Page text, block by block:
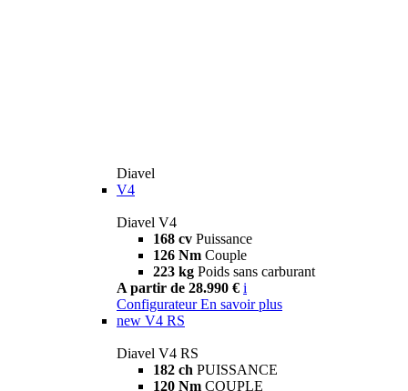
Diavel
V4
Diavel V4
168 cv Puissance
126 Nm Couple
223 kg Poids sans carburant
A partir de 28.990 € i
Configurateur En savoir plus
new V4 RS
Diavel V4 RS
182 ch PUISSANCE
120 Nm COUPLE